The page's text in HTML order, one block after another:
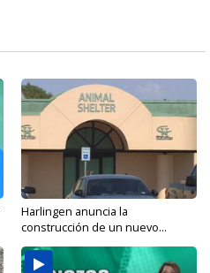
Harlingen anuncia la
construcción de un nuevo...